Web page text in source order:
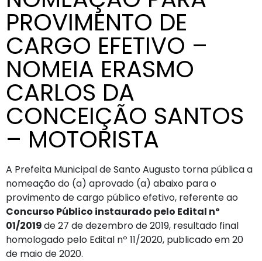
PROVIMENTO DE
CARGO EFETIVO –
NOMEIA ERASMO
CARLOS DA
CONCEIÇÃO SANTOS
– MOTORISTA
A Prefeita Municipal de Santo Augusto torna pública a
nomeação do (a) aprovado (a) abaixo para o
provimento de cargo público efetivo, referente ao
Concurso Público instaurado pelo Edital nº
01/2019de 27 de dezembro de 2019, resultado final
homologado pelo Edital nº 11/2020, publicado em 20
de maio de 2020.